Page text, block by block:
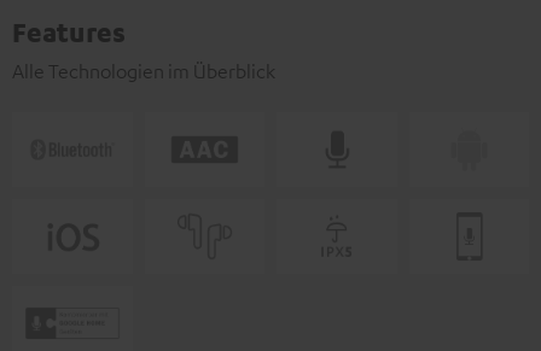
Features
Alle Technologien im Überblick